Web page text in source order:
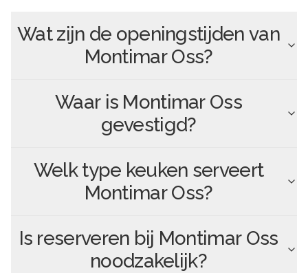
Wat zijn de openingstijden van
Montimar Oss?
Waar is Montimar Oss
gevestigd?
Welk type keuken serveert
Montimar Oss?
Is reserveren bij Montimar Oss
noodzakelijk?